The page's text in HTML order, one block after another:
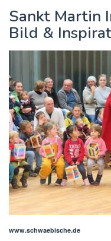
Sankt Martin
Bild &
www.schwaebische.de